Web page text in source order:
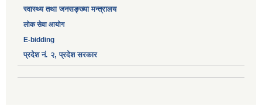
स्वास्थ्य तथा जनसङ्ख्या मन्त्रालय
लोक सेवा आयोग
E-bidding
प्रदेश नं. २, प्रदेश सरकार